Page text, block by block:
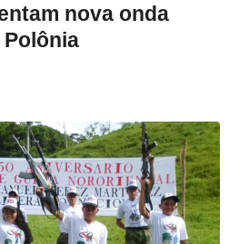
nova onda